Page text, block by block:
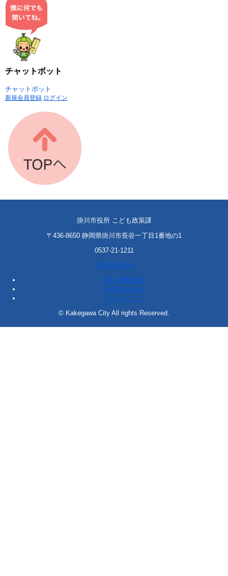
チャットボット
チャットボット
新規会員登録 ログイン
掛川市役所 こども政策課
〒436-8650 静岡県掛川市長谷一丁目1番地の1
0537-21-1211
お問い合わせ
個人情報保護
お問い合わせ
サイトマップ
© Kakegawa City All rights Reserved.